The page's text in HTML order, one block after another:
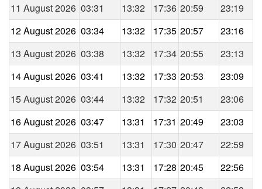
11 August 2026 03:31 13:32 17:36 20:59
23:19
12 August 2026 03:34 13:32 17:35 20:57
23:16
13 August 2026 03:38 13:32 17:34 20:55
23:13
14 August 2026 03:41 13:32 17:33 20:53
23:09
15 August 2026 03:44 13:32 17:32 20:51
23:06
16 August 2026 03:47 13:31 17:31 20:49
23:03
17 August 2026 03:51 13:31 17:30 20:47
22:59
18 August 2026 03:54 13:31 17:28 20:45
22:56